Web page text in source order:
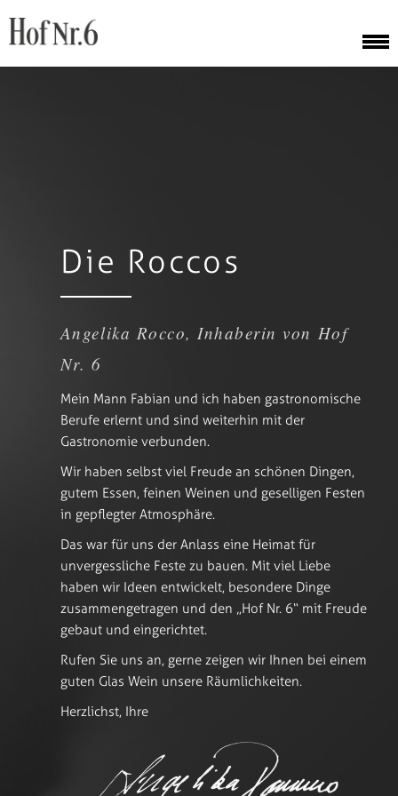
Die Roccos
Angelika Rocco, Inhaberin von Hof
Nr. 6
Mein Mann Fabian und ich haben gastronomische
Berufe erlernt und sind weiterhin mit der
Gastronomie verbunden.
Wir haben selbst viel Freude an schönen Dingen,
gutem Essen, feinen Weinen und geselligen Festen
in gepflegter Atmosphäre.
Das war für uns der Anlass eine Heimat für
unvergessliche Feste zu bauen. Mit viel Liebe
haben wir Ideen entwickelt, besondere Dinge
zusammengetragen und den „Hof Nr. 6“ mit Freude
gebaut und eingerichtet.
Rufen Sie uns an, gerne zeigen wir Ihnen bei einem
guten Glas Wein unsere Räumlichkeiten.
Herzlichst, Ihre